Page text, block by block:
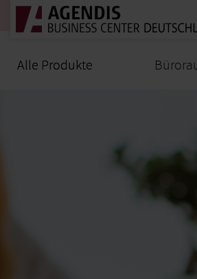
Alle Produkte
Alle Produkte